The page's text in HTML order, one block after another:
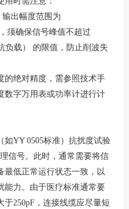
出幅度范围为
须确保信号峰值不超过
负载） 的限值，防止削波失
的绝对精度，需参照技术手
数字万用表或功率计进行计
如YY 0505标准）抗扰度试验
信号。此时，通常需要将信
最低正常运行状态一致，以
能力 。由于医疗标准通常要
于250pF，连接线缆应尽量短